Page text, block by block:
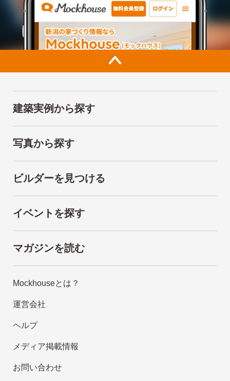
建築実例から探す
写真から探す
ビルダーを見つける
イベントを探す
マガジンを読む
Mockhouseとは？
運営会社
ヘルプ
メディア掲載情報
お問い合わせ